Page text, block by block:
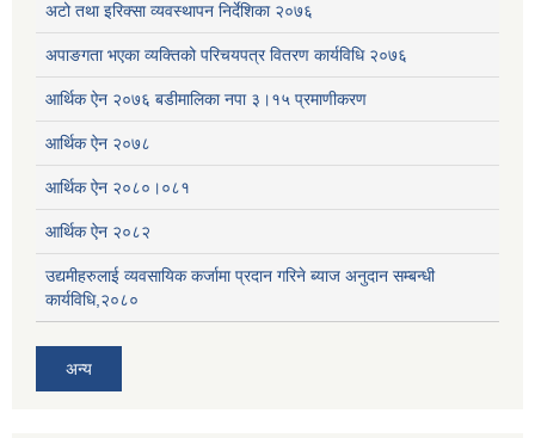
अटो तथा इरिक्सा व्यवस्थापन निर्देशिका २०७६
अपाङगता भएका व्यक्तिको परिचयपत्र वितरण कार्यविधि २०७६
आर्थिक ऐन २०७६ बडीमालिका नपा ३।१५ प्रमाणीकरण
आर्थिक ऐन २०७८
आर्थिक ऐन २०८०।०८१
आर्थिक ऐन २०८२
उद्यमीहरुलाई व्यवसायिक कर्जामा प्रदान गरिने ब्याज अनुदान सम्बन्धी
कार्यविधि,२०८०
अन्य